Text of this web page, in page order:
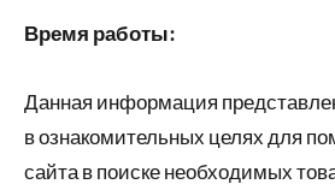
Время работы:
Данная информация
в ознакомительных целях для
сайта в поиске необходимых